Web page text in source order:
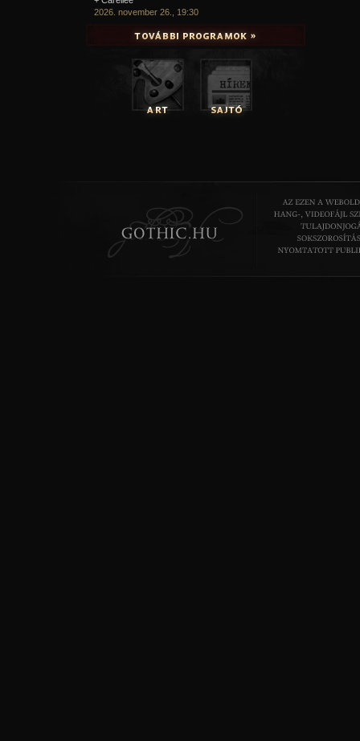
2026. november 26., 19:30